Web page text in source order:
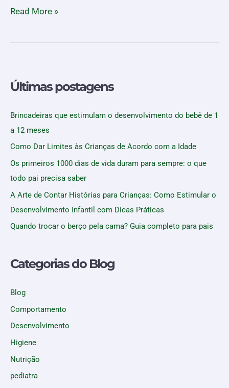
Read More »
Últimas postagens
Brincadeiras que estimulam o desenvolvimento do bebê de 1
a 12 meses
Como Dar Limites às Crianças de Acordo com a Idade
Os primeiros 1000 dias de vida duram para sempre: o que
todo pai precisa saber
A Arte de Contar Histórias para Crianças: Como Estimular o
Desenvolvimento Infantil com Dicas Práticas
Quando trocar o berço pela cama? Guia completo para pais
Categorias do Blog
Blog
Comportamento
Desenvolvimento
Higiene
Nutrição
pediatra